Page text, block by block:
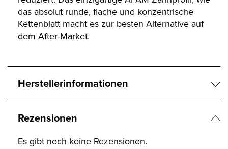
das absolut runde, flache und konzentrische
Kettenblatt macht es zur besten Alternative auf
dem After-Market.
Herstellerinformationen
Rezensionen
Es gibt noch keine Rezensionen.